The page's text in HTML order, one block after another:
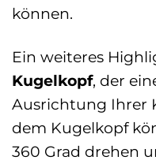
können.
Ein weiteres
Kugelkopf, der
Ausrichtung Ihrer
dem Kugelkopf
360 Grad drehen